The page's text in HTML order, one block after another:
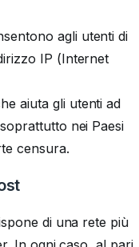
agli utenti di
IP (Internet
aiuta gli utenti ad
nei Paesi
censura.
di una rete più